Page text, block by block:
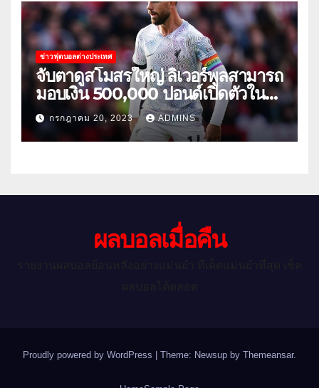
ข่าวฟุตบอลต่างประเทศ
จับตาดูสโมสรใหญ่ ลิเวอร์พูลสามารถ
มอบเงิน 500,000 ปอนด์เปิดตัวใน
เกมกระชับมิตรนัดแรกของฤดูร้อน
กรกฎาคม 20, 2023 ADMINS
ผลบอลเมื่อคืน
Proudly powered by WordPress Theme: Newsup by Themeansar.